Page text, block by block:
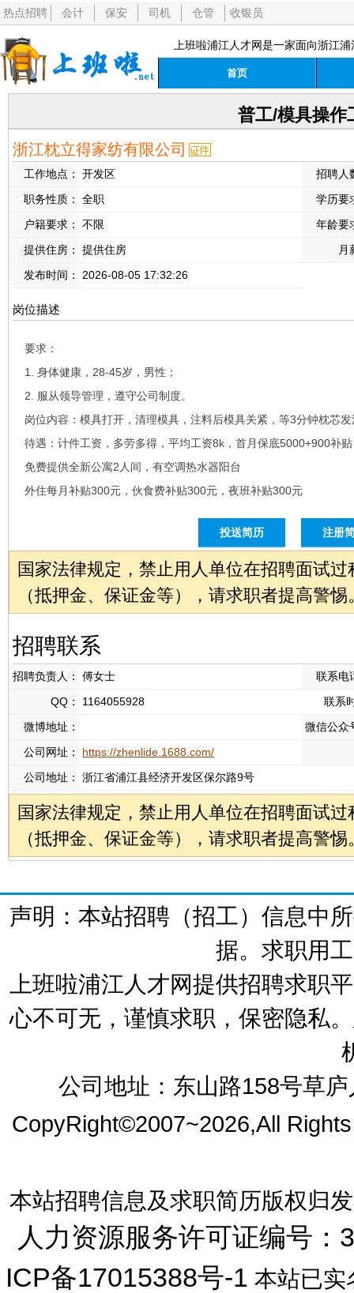
热点招聘 会计 保安 司机 仓管 收银员
上班啦浦江人才网是一家面向浙江
首页
普工/模具操作
浙江枕立得家纺有限公司
工作地点： 开发区
招聘人
职务性质：
全职
学历要
户籍要求：
不限
年龄要
提供住房：
提供住房
月
发布时间：
2026-08-05 17:32:26
岗位描述
要求：
1. 身体健康，28-45岁，男性；
2. 服从领导管理，遵守公司制度。
岗位内容：模具打开，清理模具，注料后模具关紧，等3分钟枕芯
待遇：计件工资，多劳多得，平均工资8k，首月保底5000+900补贴
免费提供全新公寓2人间，有空调热水器阳台
外住每月补贴300元，伙食费补贴300元，夜班补贴300元
投送简历 注册
国家法律规定，禁止用人单位在招聘面试
（抵押金、保证金等），请求职者提高警惕
招聘联系
招聘负责人： 傅女士
联系电
QQ：
1164055928
联系
微博地址：
微信公众
公司网址：
https://zhenlide.1688.com/
公司地址：
浙江省浦江县经济开发区保尔路9号
国家法律规定，禁止用人单位在招聘面试
（抵押金、保证金等），请求职者提高警惕
声明：本站招聘（招工）信息中
据。求职用
上班啦浦江人才网提供招聘求职
心不可无，谨慎求职，保密隐私
公司地址：东山路158号草
CopyRight©2007~2026,All
本站招聘信息及求职简历版权归
人力资源服务许可证编号
ICP备17015388号-1 本站已